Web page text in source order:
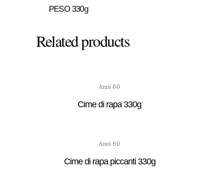
PESO 330g
Related products
Anni 60
Cime di rapa 330g
Anni 60
Cime di rapa piccanti 330g